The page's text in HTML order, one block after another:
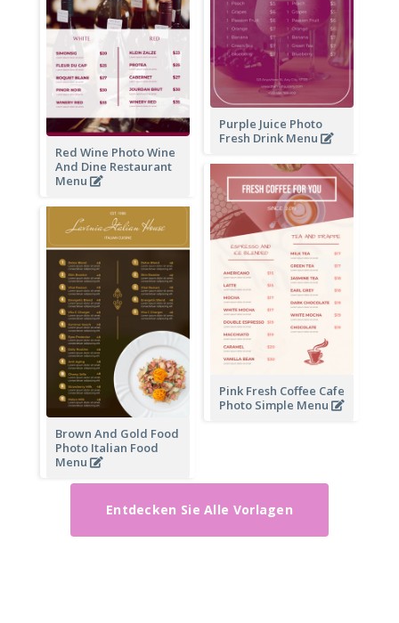
Red Wine Photo Wine
And Dine Restaurant
Menu
Brown And Gold Food
Photo Italian Food
Menu
Purple Juice Photo
Fresh Drink Menu
Pink Fresh Coffee Cafe
Photo Simple Menu
Entdecken Sie Alle Vorlagen